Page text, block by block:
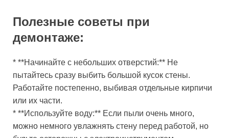
Полезные советы при
демонтаже:
* **Начинайте с небольших отверстий:** Не
пытайтесь сразу выбить большой кусок стены.
Работайте постепенно, выбивая отдельные кирпичи
или их части.
* **Используйте воду:** Если пыли очень много,
можно немного увлажнять стену перед работой, но